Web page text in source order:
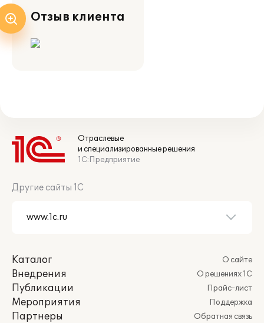
Отзыв клиента
Отраслевые
и специализированные решения
1С:Предприятие
Другие сайты 1С
Каталог
Внедрения
Публикации
Мероприятия
Партнеры
О сайте
О решениях 1С
Прайс-лист
Поддержка
Обратная связь